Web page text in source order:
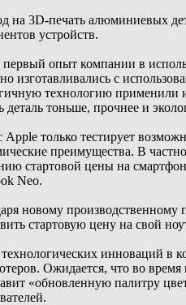
на 3D-печать алюминиевых
устройств.
первый опыт компании в
изготавливались с
технологию применили
деталь тоньше, прочнее и
Apple только тестирует
преимущества. В
стартовой цены на
Neo.
новому
стартовую цену на свой
инноваций в
Ожидается, что во
«обновленную палитру